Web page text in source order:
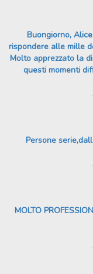
Buongiorno,
rispondere alle mille
Molto apprezzato la
questi momenti
Persone
MOLTO